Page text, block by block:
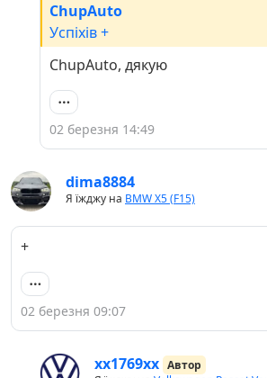
ChupAuto
Успіхів +
ChupAuto, дякую
02 березня 14:49
dima8884
Я їжджу на BMW X5 (F15)
+
02 березня 09:07
хх1769хх Автор